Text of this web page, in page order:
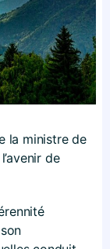
la ministre de
de